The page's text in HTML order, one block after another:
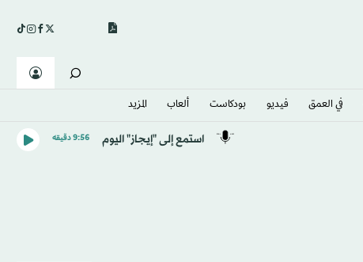
في العمق فيديو بودكاست ألعاب المزيد
استمع إلى "إيجاز" اليوم 9:56 دقيقه